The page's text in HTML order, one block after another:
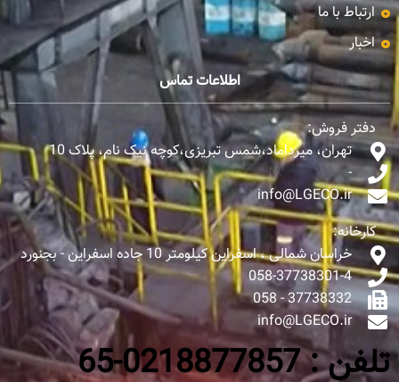
ارتباط با ما
اخبار
اطلاعات تماس
دفتر فروش:
تهران، میرداماد،شمس تبریزی،کوچه نیک نام، پلاک 10
-
info@LGECO.ir
کارخانه:
خراسان شمالی ، اسفراین کیلومتر 10 جاده اسفراین - بجنورد
058-37738301-4
37738332 - 058
info@LGECO.ir
تلفن : 0218877857-65